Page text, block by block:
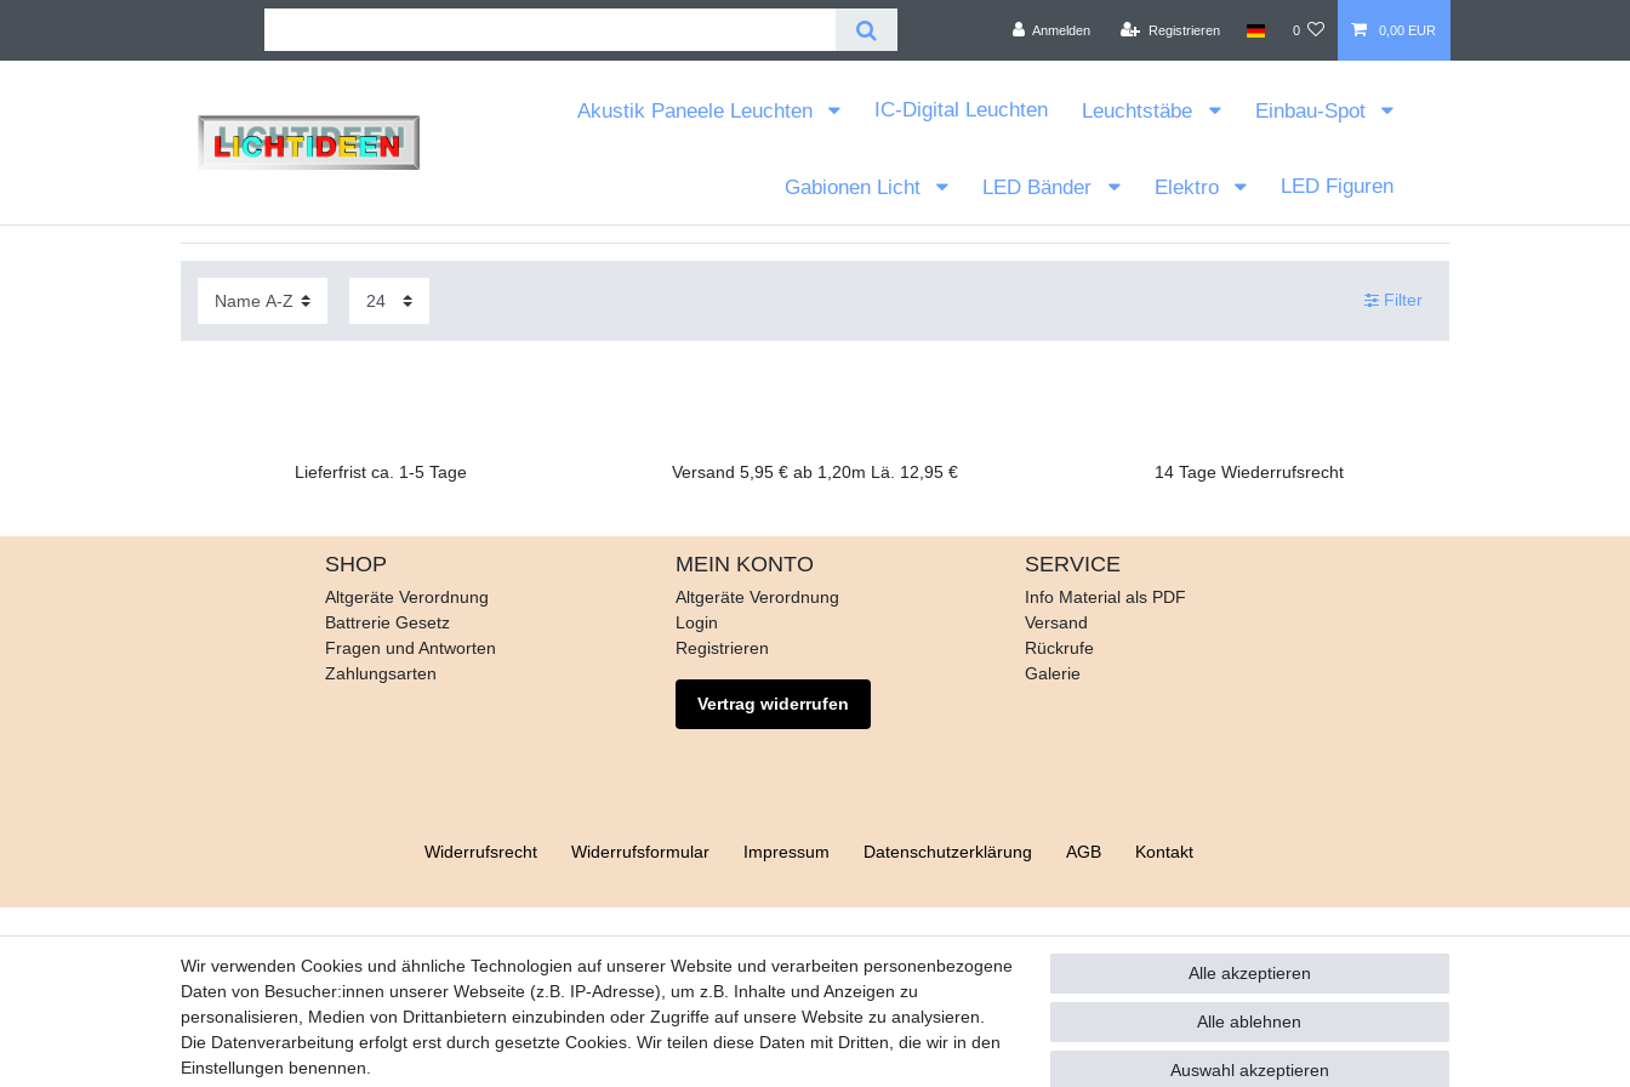
Anmelden Registrieren 0 0,00 EUR
Akustik Paneele Leuchten IC-Digital Leuchten Leuchtstäbe Einbau-Spot
Gabionen Licht LED Bänder Elektro LED Figuren
Filter
Lieferfrist ca. 1-5 Tage Versand 5,95 € ab 1,20m Lä. 12,95 € 14 Tage Wiederrufsrecht
SHOP
Altgeräte Verordnung
Battrerie Gesetz
Fragen und Antworten
Zahlungsarten
MEIN KONTO
Altgeräte Verordnung
Login
Registrieren
Vertrag widerrufen
SERVICE
Info Material als PDF
Versand
Rückrufe
Galerie
Widerrufs­recht Widerrufs­formular Impressum Daten­schutz­erklärung AGB Kontakt
Wir verwenden Cookies und ähnliche Technologien auf unserer Website und verarbeiten personenbezogene
Daten von Besucher:innen unserer Webseite (z.B. IP-Adresse), um z.B. Inhalte und Anzeigen zu
personalisieren, Medien von Drittanbietern einzubinden oder Zugriffe auf unsere Website zu analysieren.
Die Datenverarbeitung erfolgt erst durch gesetzte Cookies. Wir teilen diese Daten mit Dritten, die wir in den
Einstellungen benennen.
Alle akzeptieren
Alle ablehnen
Auswahl akzeptieren